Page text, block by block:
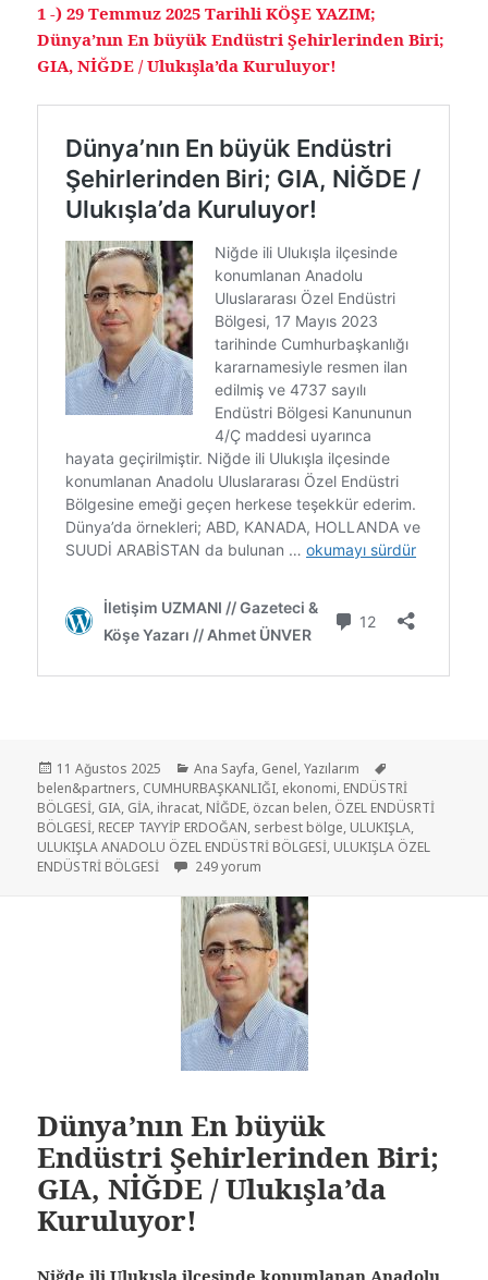
1 -) 29 Temmuz 2025 Tarihli KÖŞE YAZIM;
Dünya’nın En büyük Endüstri Şehirlerinden Biri;
GIA, NİĞDE / Ulukışla’da Kuruluyor!
11 Ağustos 2025 Ana Sayfa, Genel,Yazılarım
belen&partners, CUMHURBAŞKANLIĞI, ekonomi, ENDÜSTRİ
BÖLGESİ, GIA, GİA, ihracat, NİĞDE, özcan belen, ÖZEL ENDÜSRTİ
BÖLGESİ, RECEP TAYYİP ERDOĞAN, serbest bölge, ULUKIŞLA,
ULUKIŞLA ANADOLU ÖZEL ENDÜSTRİ BÖLGESİ, ULUKIŞLA ÖZEL
ENDÜSTRİ BÖLGESİ
249 yorum
Dünya’nın En büyük
Endüstri Şehirlerinden Biri;
GIA, NİĞDE / Ulukışla’da
Kuruluyor!
Niğde ili Ulukışla ilçesinde konumlanan Anadolu